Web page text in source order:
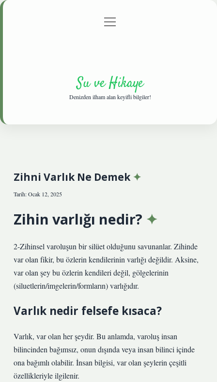
Gizlilik Politikası
menüyü
Su ve Hikaye
Denizden ilham alan keyifli bilgiler!
Zihni Varlık Ne Demek
Tarih: Ocak 12, 2025
Zihin varlığı nedir?
2-Zihinsel varoluşun bir silüet olduğunu savunanlar. Zihinde
var olan fikir, bu özlerin kendilerinin varlığı değildir. Aksine,
var olan şey bu özlerin kendileri değil, gölgelerinin
(siluetlerin/imgelerin/formların) varlığıdır.
Varlık nedir felsefe kısaca?
Varlık, var olan her şeydir. Bu anlamda, varoluş insan
bilincinden bağımsız, onun dışında veya insan bilinci içinde
ona bağımlı olabilir. İnsan bilgisi, var olan şeylerin çeşitli
özellikleriyle ilgilenir.